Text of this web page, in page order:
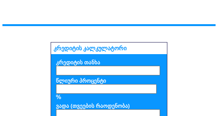
კრედიტის კალკულატორი
კრედიტის თანხა
წლიური პროცენტი
%
ვადა (თვეების რაოდენობა)